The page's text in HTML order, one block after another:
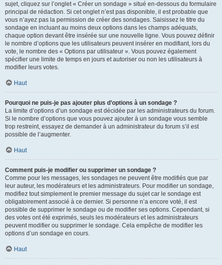
sujet, cliquez sur l’onglet « Créer un sondage » situé en-dessous du formulaire
principal de rédaction. Si cet onglet n’est pas disponible, il est probable que
vous n’ayez pas la permission de créer des sondages. Saisissez le titre du
sondage en incluant au moins deux options dans les champs adéquats,
chaque option devant être insérée sur une nouvelle ligne. Vous pouvez définir
le nombre d’options que les utilisateurs peuvent insérer en modifiant, lors du
vote, le nombre des « Options par utilisateur ». Vous pouvez également
spécifier une limite de temps en jours et autoriser ou non les utilisateurs à
modifier leurs votes.
Haut
Pourquoi ne puis-je pas ajouter plus d’options à un sondage ?
La limite d’options d’un sondage est décidée par les administrateurs du forum.
Si le nombre d’options que vous pouvez ajouter à un sondage vous semble
trop restreint, essayez de demander à un administrateur du forum s’il est
possible de l’augmenter.
Haut
Comment puis-je modifier ou supprimer un sondage ?
Comme pour les messages, les sondages ne peuvent être modifiés que par
leur auteur, les modérateurs et les administrateurs. Pour modifier un sondage,
modifiez tout simplement le premier message du sujet car le sondage est
obligatoirement associé à ce dernier. Si personne n’a encore voté, il est
possible de supprimer le sondage ou de modifier ses options. Cependant, si
des votes ont été exprimés, seuls les modérateurs et les administrateurs
peuvent modifier ou supprimer le sondage. Cela empêche de modifier les
options d’un sondage en cours.
Haut